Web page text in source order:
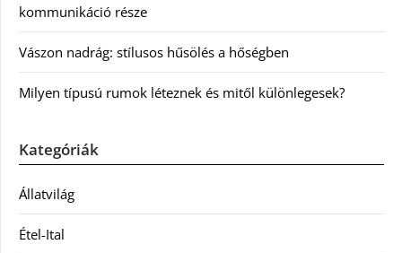
kommunikáció része
Vászon nadrág: stílusos hűsölés a hőségben
Milyen típusú rumok léteznek és mitől különlegesek?
Kategóriák
Állatvilág
Étel-Ital